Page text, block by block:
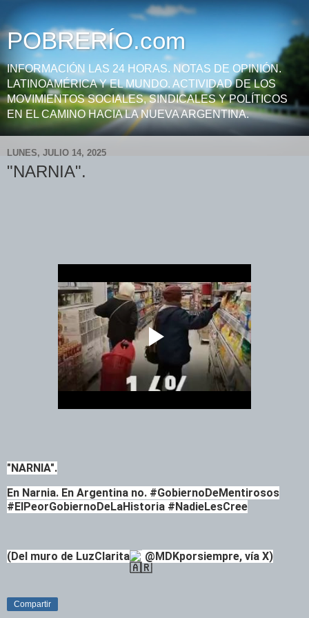
POBRERÍO.com
INFORMACIÓN LAS 24 HORAS. NOTAS DE OPINIÓN.
LATINOAMÉRICA Y EL MUNDO. ACTIVIDAD DE LOS
MOVIMIENTOS SOCIALES, SINDICALES Y POLÍTICOS
EN EL CAMINO HACIA LA NUEVA ARGENTINA.
LUNES, JULIO 14, 2025
"NARNIA".
"NARNIA".
En Narnia. En Argentina no. #GobiernoDeMentirosos
#ElPeorGobiernoDeLaHistoria #NadieLesCree
(Del muro de LuzClarita @MDKporsiempre, vía X)
Compartir